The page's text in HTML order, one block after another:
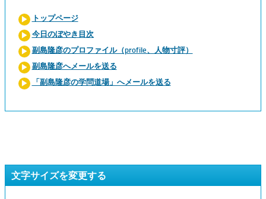
トップページ
今日のぼやき目次
副島隆彦のプロファイル（profile、人物寸評）
副島隆彦へメールを送る
「副島隆彦の学問道場」へメールを送る
文字サイズを変更する